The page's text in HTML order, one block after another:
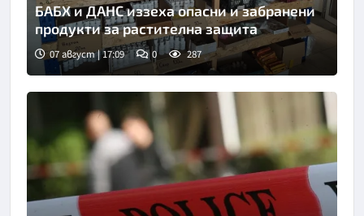
БАБХ и ДАНС иззеха опасни и забранени
продукти за растителна защита
07 август | 17:09 0 287